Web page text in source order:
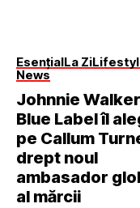
EsențialLa Zi
News
Johnnie Walker
Blue Label îl
pe Callum
drept noul
ambasador
al mărcii